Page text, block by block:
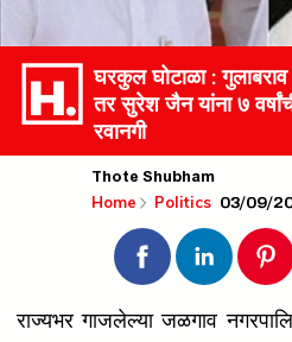
घरकुल घोटाळा : गुलाबराव
तर सुरेश जैन यांना ७
रवानगी
Thote Shubham
Home Politics 03/09/
राज्यभर गाजलेल्या जळगाव